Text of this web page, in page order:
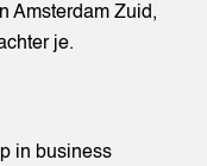
Amsterdam Zuid,
je.
in business